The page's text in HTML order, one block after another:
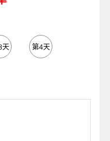
天 第4天